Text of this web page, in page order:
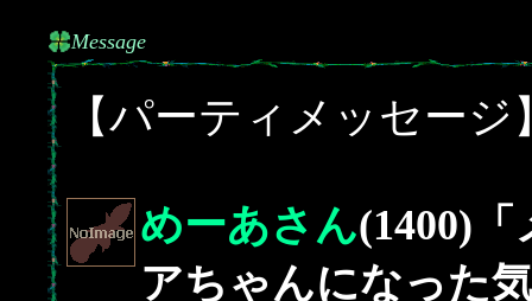
Message
【パーティメッセージ
めーあさん(1400)
アちゃんになった